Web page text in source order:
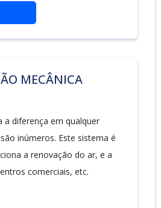
MECÂNICA
a diferença em qualquer
inúmeros. Este sistema é
a renovação do ar, e a
comerciais, etc.